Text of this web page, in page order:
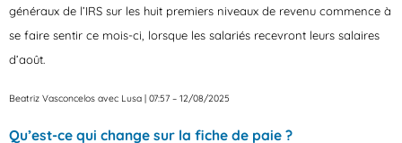
généraux de l’IRS sur les huit premiers niveaux de revenu commence à
se faire sentir ce mois-ci, lorsque les salariés recevront leurs salaires
d’août.
Beatriz Vasconcelos avec Lusa | 07:57 – 12/08/2025
Qu’est-ce qui change sur la fiche de paie ?